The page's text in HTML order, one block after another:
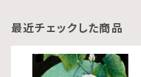
最近チェックした商品